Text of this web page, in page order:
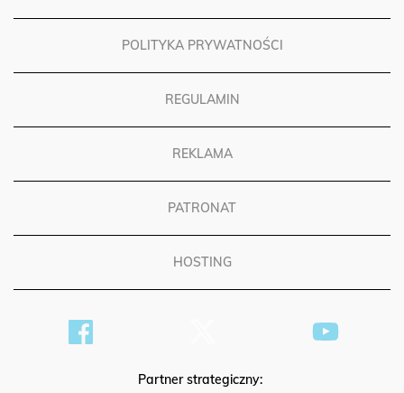
POLITYKA PRYWATNOŚCI
REGULAMIN
REKLAMA
PATRONAT
HOSTING
Partner strategiczny: